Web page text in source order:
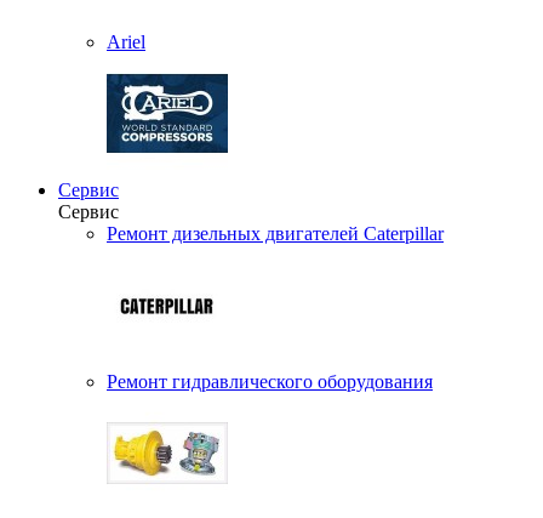
Ariel
Сервис
Сервис
Ремонт дизельных двигателей Caterpillar
Ремонт гидравлического оборудования